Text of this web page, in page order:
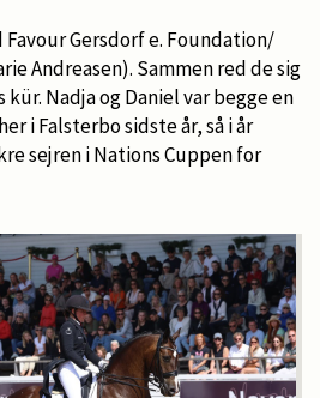
Favour Gersdorf e. Foundation/
Andreasen). Sammen red de sig
Nadja og Daniel var begge en
i Falsterbo sidste år, så i år
sejren i Nations Cuppen for